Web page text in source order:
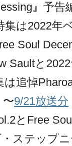
』予告
集は2022
Soul
Saultと
は追悼
〜9/21放送分
とFree
・ステップ